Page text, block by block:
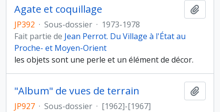
Agate et coquillage
JP392 · Sous-dossier · 1973-1978
Fait partie de Jean Perrot. Du Village à l'État au
Proche- et Moyen-Orient
les objets sont une perle et un élément de décor.
"Album" de vues de terrain
JP927 · Sous-dossier · [1962]-[1967]